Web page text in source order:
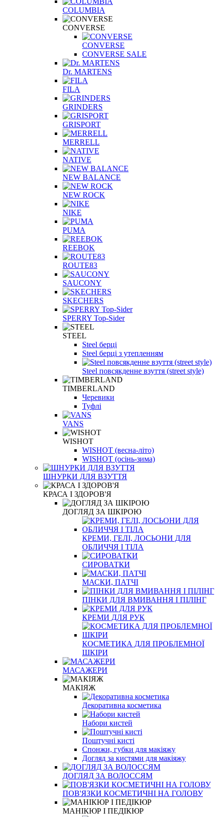
COLUMBIA
CONVERSE
CONVERSE
CONVERSE SALE
Dr. MARTENS
FILA
GRINDERS
GRISPORT
MERRELL
NATIVE
NEW BALANCE
NEW ROCK
NIKE
PUMA
REEBOK
ROUTE83
SAUCONY
SKECHERS
SPERRY Top-Sider
STEEL
Steel берці
Steel берці з утепленням
Steel повсякденне взуття (street style)
TIMBERLAND
Черевики
Туфлі
VANS
WISHOT
WISHOT (весна-літо)
WISHOT (осінь-зима)
ШНУРКИ ДЛЯ ВЗУТТЯ
КРАСА І ЗДОРОВ'Я
ДОГЛЯД ЗА ШКІРОЮ
КРЕМИ, ГЕЛІ, ЛОСЬОНИ ДЛЯ
ОБЛИЧЧЯ І ТІЛА
СИРОВАТКИ
МАСКИ, ПАТЧІ
ПІНКИ ДЛЯ ВМИВАННЯ І ПІЛІНГ
КРЕМИ ДЛЯ РУК
КОСМЕТИКА ДЛЯ ПРОБЛЕМНОЇ
ШКІРИ
МАСАЖЕРИ
МАКІЯЖ
Декоративна косметика
Набори кистей
Поштучні кисті
Спонжи, губки для макіяжу
Догляд за кистями для макіяжу
ДОГЛЯД ЗА ВОЛОССЯМ
ПОВ'ЯЗКИ КОСМЕТИЧНІ НА ГОЛОВУ
МАНІКЮР І ПЕДІКЮР